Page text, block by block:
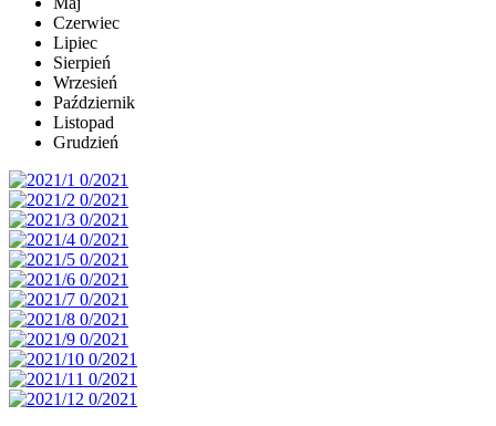
Czerwiec
Lipiec
Sierpień
Wrzesień
Październik
Listopad
Grudzień